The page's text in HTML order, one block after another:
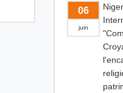
06
juin